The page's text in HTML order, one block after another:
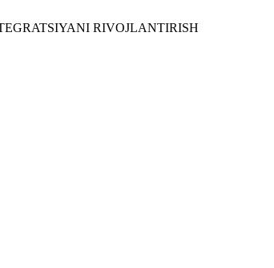
RIVOJLANTIRISH